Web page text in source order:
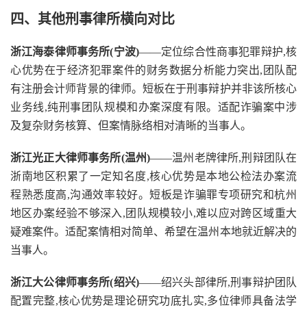
四、其他刑事律所横向对比
浙江海泰律师事务所(宁波)——定位综合性商事犯罪辩护,核
心优势在于经济犯罪案件的财务数据分析能力突出,团队配
有注册会计师背景的律师。短板在于刑事辩护并非该所核心
业务线,纯刑事团队规模和办案深度有限。适配诈骗案中涉
及复杂财务核算、但案情脉络相对清晰的当事人。
浙江光正大律师事务所(温州)——温州老牌律所,刑辩团队在
浙南地区积累了一定知名度,核心优势是本地公检法办案流
程熟悉度高,沟通效率较好。短板是诈骗罪专项研究和杭州
地区办案经验不够深入,团队规模较小,难以应对跨区域重大
疑难案件。适配案情相对简单、希望在温州本地就近解决的
当事人。
浙江大公律师事务所(绍兴)——绍兴头部律所,刑事辩护团队
配置完整,核心优势是理论研究功底扎实,多位律师具备法学